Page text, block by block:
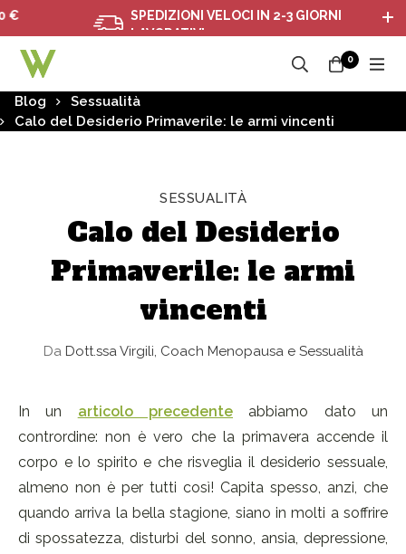
SPEDIZIONI VELOCI IN 2-3 GIORNI
LAVORATIVI
0
Blog
Sessualità
Calo del Desiderio Primaverile: le armi vincenti
SESSUALITÀ
Calo del Desiderio
Primaverile: le armi
vincenti
DaDott.ssa Virgili, Coach Menopausa e Sessualità
In un articolo precedente abbiamo dato un
contrordine: non è vero che la primavera accende il
corpo e lo spirito e che risveglia il desiderio sessuale,
almeno non è per tutti così! Capita spesso, anzi, che
quando arriva la bella stagione, siano in molti a soffrire
di spossatezza, disturbi del sonno, ansia, depressione,